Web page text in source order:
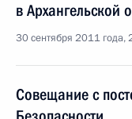
в Архангельской
30 сентября 2011 года,
Совещание с